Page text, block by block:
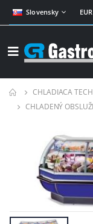
Slovensky EUR
CHLADIACA
CHLADENÝ